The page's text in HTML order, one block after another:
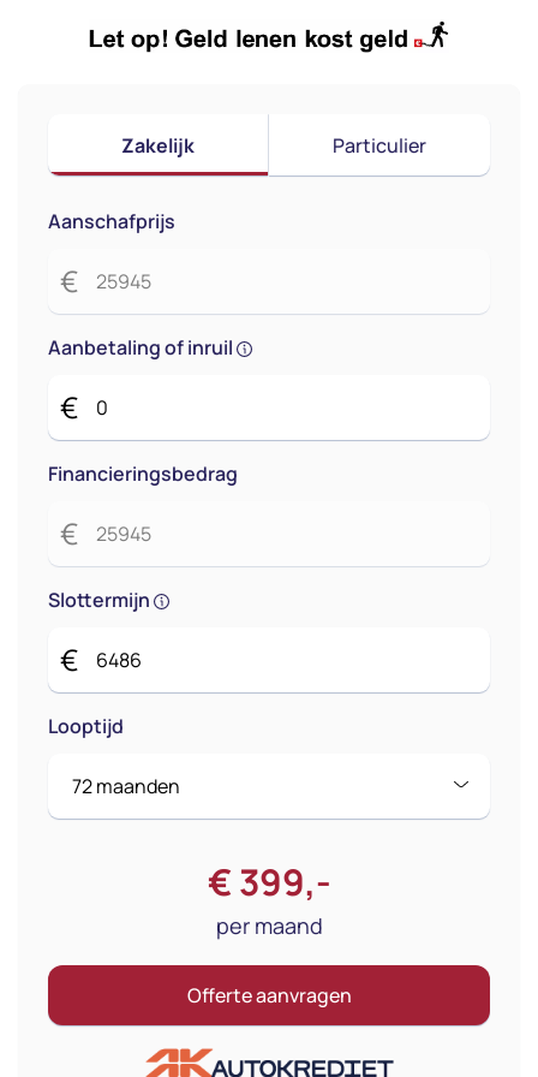
Zakelijk Particulier
Aanschafprijs
€
Aanbetaling of inruil
€
Financieringsbedrag
€
Slottermijn
€
Looptijd
€399,-
per maand
Offerte aanvragen